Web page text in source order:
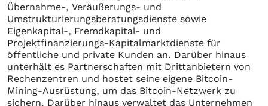
Übernahme-, Veräußerungs- und
Umstrukturierungsberatungsdienste sowie
Eigenkapital-, Fremdkapital- und
Projektfinanzierungs-Kapitalmarktdienste für
öffentliche und private Kunden an. Darüber hinaus
unterhält es Partnerschaften mit Drittanbietern von
Rechenzentren und hostet seine eigene Bitcoin-
Mining-Ausrüstung, um das Bitcoin-Netzwerk zu
sichern. Darüber hinaus verwaltet das Unternehmen